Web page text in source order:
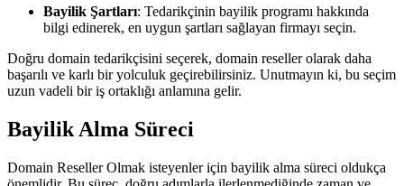
Bayilik Şartları: Tedarikçinin bayilik programı hakkında
bilgi edinerek, en uygun şartları sağlayan firmayı seçin.
Doğru domain tedarikçisini seçerek, domain reseller olarak daha
başarılı ve karlı bir yolculuk geçirebilirsiniz. Unutmayın ki, bu seçim
uzun vadeli bir iş ortaklığı anlamına gelir.
Bayilik Alma Süreci
Domain Reseller Olmak isteyenler için bayilik alma süreci oldukça